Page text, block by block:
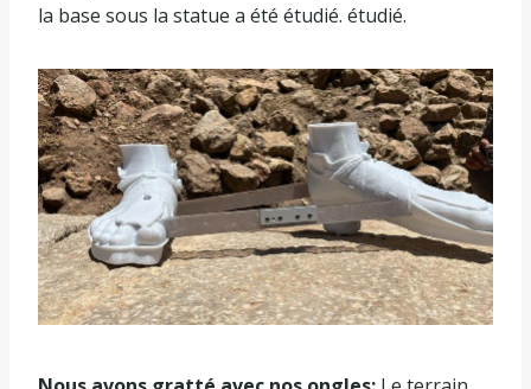
la base sous la statue a été étudié. étudié.